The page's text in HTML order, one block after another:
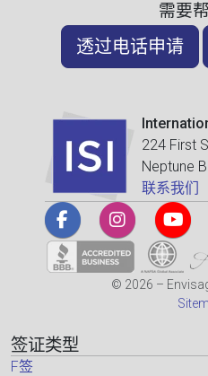
需要
透过电话申请
224 First
Neptune
联系我们
© 2026 –
签证类型
F签